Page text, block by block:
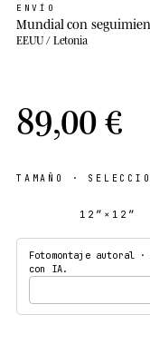
ENVÍO
Mundial con
EEUU / Letonia
89,00 €
TAMAÑO ·
12″×12″
Fotomontaje autoral ·
con IA.